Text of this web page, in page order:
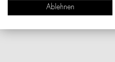
Ablehnen